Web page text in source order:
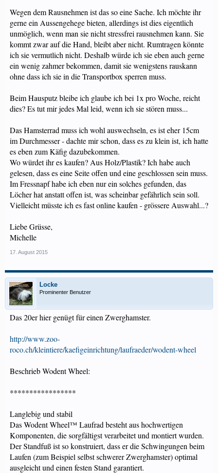
http://hamstergehege.blogspot.ch/2010/06/technik-im-hamsterterrarium.html
Auch Weiss Ich Nicht Genau, Wie Gross Das Laufrad Am Besten Sein Sollte -
Ich Habe Das übernommen, Das Ich Geschenkt Bekommen Hatte. Wie Gross Es
Ist, Kann Ich Abends Noch Nachtragen, Wenn Ich Zu Hause Bin.
20cm Sollten Es Schon Sein Für Ein Zwerghamster
So, Dies Ist Meine Sachlage Und Nun Wüsste Ich Gerne Von Euch Erfahreneren
Hamsterbesitzern, Ob Bis Jetzt Alles Läuft Wie's Sollte Oder Was Man Noch
Vielleicht Könntest Ja Mal Ein Bild Vom Gehege Und Einrichtung
Reinstellen, So Kann Man Es Besser Beurteilen.
Wegen dem Rausnehmen ist das so eine Sache. Ich möchte ihr
gerne ein Aussengehege bieten, allerdings ist dies eigentlich
unmöglich, wenn man sie nicht stressfrei rausnehmen kann. Sie
kommt zwar auf die Hand, bleibt aber nicht. Rumtragen könnte
ich sie vermutlich nicht. Deshalb würde ich sie eben auch gerne
ein wenig zahmer bekommen, damit sie wenigstens rauskann
ohne dass ich sie in die Transportbox sperren muss.
Beim Hausputz bleibe ich glaube ich bei 1x pro Woche, reicht
dies? Es tut mir jedes Mal leid, wenn ich sie stören muss...
Das Hamsterrad muss ich wohl auswechseln, es ist eher 15cm
im Durchmesser - dachte mir schon, dass es zu klein ist, ich hatte
es eben zum Käfig dazubekommen.
Wo würdet ihr es kaufen? Aus Holz/Plastik? Ich habe auch
gelesen, dass es eine Seite offen und eine geschlossen sein muss.
Im Fressnapf habe ich eben nur ein solches gefunden, das
Löcher hat anstatt offen ist, was scheinbar gefährlich sein soll.
Vielleicht müsste ich es fast online kaufen - grössere Auswahl...?
Liebe Grüsse,
Michelle
17. August 2015
Locke
Prominenter Benutzer
Das 20er hier genügt für einen Zwerghamster.
http://www.zoo-
roco.ch/kleintiere/kaefigeinrichtung/laufraeder/wodent-wheel
Beschrieb Wodent Wheel:
*****************
Langlebig und stabil
Das Wodent Wheel™ Laufrad besteht aus hochwertigen
Komponenten, die sorgfältigst verarbeitet und montiert wurden.
Der Standfuß ist so konstruiert, dass er die Schwingungen beim
Laufen (zum Beispiel selbst schwerer Zwerghamster) optimal
ausgleicht und einen festen Stand garantiert.